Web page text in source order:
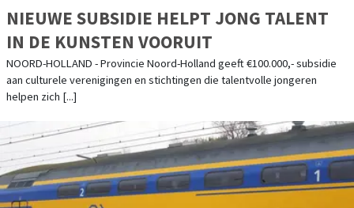
NIEUWE SUBSIDIE HELPT JONG TALENT
IN DE KUNSTEN VOORUIT
NOORD-HOLLAND - Provincie Noord-Holland geeft €100.000,- subsidie
aan culturele verenigingen en stichtingen die talentvolle jongeren
helpen zich [...]